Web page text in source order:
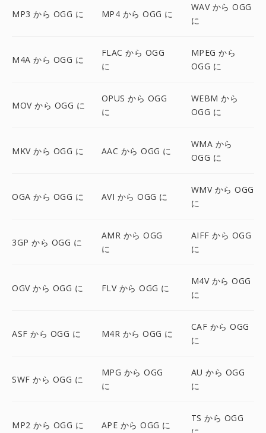
MP3 から OGG に MP4 から OGG に
WAV から OGG
に
M4A から OGG に
FLAC から OGG
に
MPEG から
OGG に
MOV から OGG に
OPUS から OGG
に
WEBM から
OGG に
MKV から OGG に AAC から OGG に
WMA から
OGG に
OGA から OGG に AVI から OGG に
WMV から OGG
に
3GP から OGG に
AMR から OGG
に
AIFF から OGG
に
OGV から OGG に FLV から OGG に
M4V から OGG
に
ASF から OGG に M4R から OGG に
CAF から OGG
に
SWF から OGG に
MPG から OGG
に
AU から OGG
に
MP2 から OGG に APE から OGG に
TS から OGG